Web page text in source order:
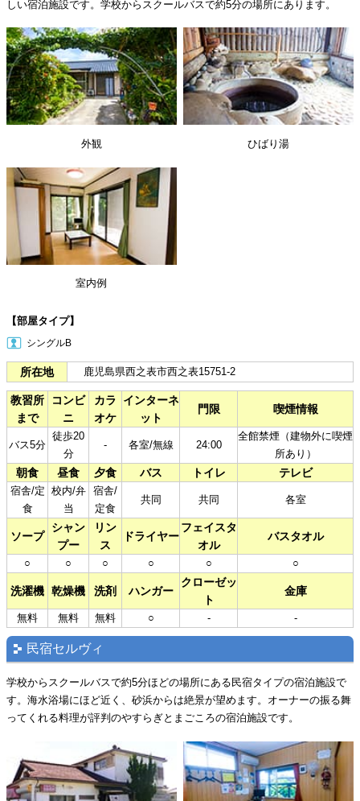
しい宿泊施設です。学校からスクールバスで約5分の場所にあります。
外観 ひばり湯
室内例
【部屋タイプ】
シングルB
所在地 鹿児島県西之表市西之表15751-2
教習所
まで
コンビ
ニ
カラ
オケ
インターネ
ット
門限 喫煙情報
バス5分
徒歩20
分
- 各室/無線 24:00
全館禁煙（建物外に喫煙
所あり）
朝食 昼食 夕食 バス トイレ テレビ
宿舎/定
食
校内/弁
当
宿舎/
定食
共同 共同 各室
ソープ
シャン
プー
リン
ス
ドライヤー
フェイスタ
オル
バスタオル
○ ○ ○ ○ ○ ○
洗濯機 乾燥機 洗剤 ハンガー
クローゼッ
ト
金庫
無料 無料 無料 ○ - -
民宿セルヴィ
学校からスクールバスで約5分ほどの場所にある民宿タイプの宿泊施設で
す。海水浴場にほど近く、砂浜からは絶景が望めます。オーナーの振る舞
ってくれる料理が評判のやすらぎとまごころの宿泊施設です。